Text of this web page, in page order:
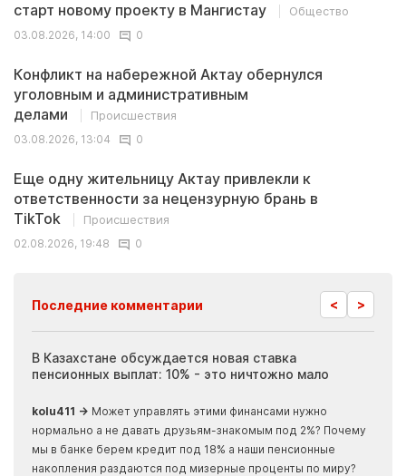
старт новому проекту в Мангистау
Общество
03.08.2026, 14:00
0
Конфликт на набережной Актау обернулся
уголовным и административным
делами
Происшествия
03.08.2026, 13:04
0
Еще одну жительницу Актау привлекли к
ответственности за нецензурную брань в
TikTok
Происшествия
02.08.2026, 19:48
0
Последние комментарии < >
В Казахстане обсуждается новая ставка
пенсионных выплат: 10% - это ничтожно мало
kolu411 → Может управлять этими финансами нужно
нормально а не давать друзьям-знакомым под 2%? Почему
мы в банке берем кредит под 18% а наши пенсионные
накопления раздаются под мизерные проценты по миру?